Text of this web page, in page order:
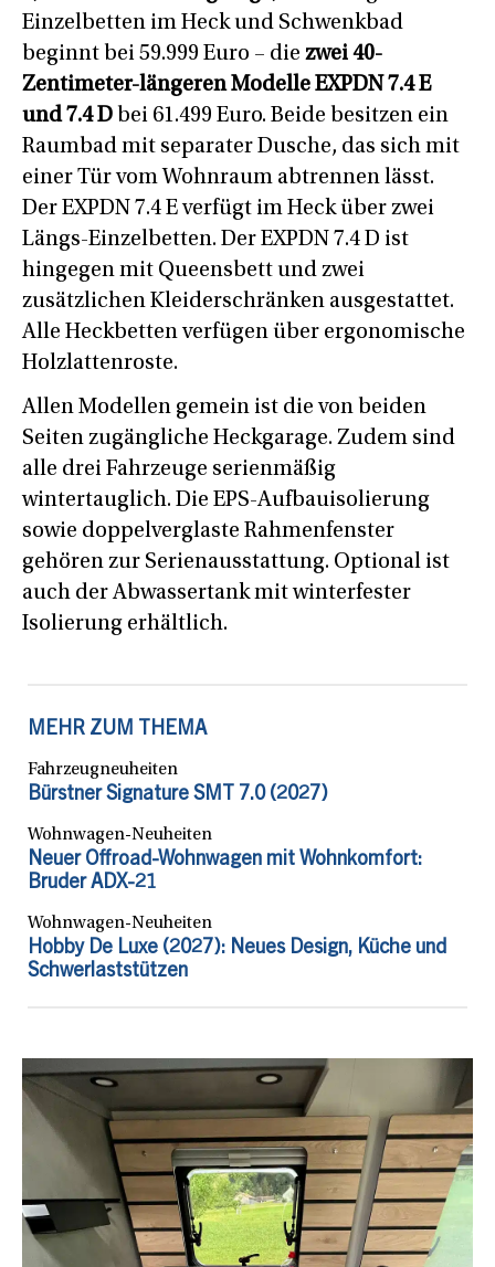
Einzelbetten im Heck und Schwenkbad
beginnt bei 59.999 Euro – die zwei 40-
Zentimeter-längeren Modelle EXPDN 7.4 E
und 7.4 D bei 61.499 Euro. Beide besitzen ein
Raumbad mit separater Dusche, das sich mit
einer Tür vom Wohnraum abtrennen lässt.
Der EXPDN 7.4 E verfügt im Heck über zwei
Längs-Einzelbetten. Der EXPDN 7.4 D ist
hingegen mit Queensbett und zwei
zusätzlichen Kleiderschränken ausgestattet.
Alle Heckbetten verfügen über ergonomische
Holzlattenroste.
Allen Modellen gemein ist die von beiden
Seiten zugängliche Heckgarage. Zudem sind
alle drei Fahrzeuge serienmäßig
wintertauglich. Die EPS-Aufbauisolierung
sowie doppelverglaste Rahmenfenster
gehören zur Serienausstattung. Optional ist
auch der Abwassertank mit winterfester
Isolierung erhältlich.
MEHR ZUM THEMA
Fahrzeugneuheiten
Bürstner Signature SMT 7.0 (2027)
Wohnwagen-Neuheiten
Neuer Offroad-Wohnwagen mit Wohnkomfort:
Bruder ADX-21
Wohnwagen-Neuheiten
Hobby De Luxe (2027): Neues Design, Küche und
Schwerlaststützen